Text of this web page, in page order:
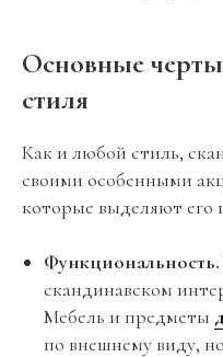
Основные черты
стиля
Как и любой стиль,
своими особенными
которые выделяют его
Функциональность.
скандинавском
Мебель и предметы
по внешнему виду,